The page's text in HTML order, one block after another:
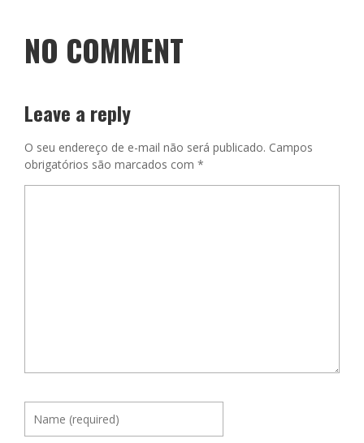
NO COMMENT
Leave a reply
O seu endereço de e-mail não será publicado. Campos
obrigatórios são marcados com *